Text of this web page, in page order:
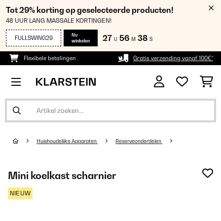
Tot 29% korting op geselecteerde producten!
48 UUR LANG MASSALE KORTINGEN!
FULLSWING29
Nu
winkelen
27 U 56 M 36 S
Flexibele betalingen Gratis verzending vanaf 100€*
Huishoudelijke Apparaten Reserveonderdelen
Mini koelkast scharnier
NIEUW